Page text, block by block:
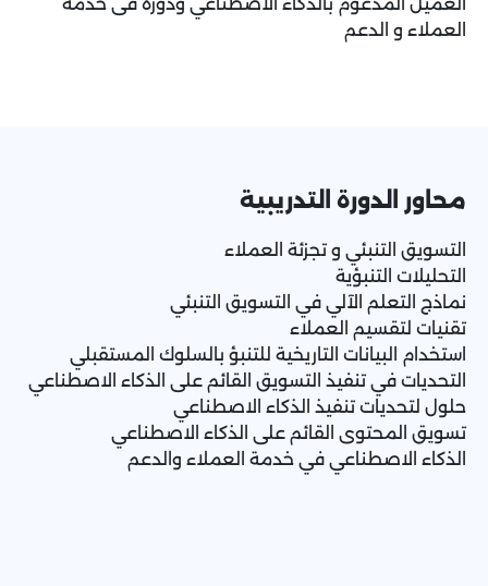
العملاء و الدعم
محاور الدورة التدريبية
التسويق التنبئي و تجزئة العملاء
التحليلات التنبؤية
نماذج التعلم الآلي في التسويق التنبئي
تقنيات لتقسيم العملاء
استخدام البيانات التاريخية للتنبؤ بالسلوك المستقبلي
التحديات في تنفيذ التسويق القائم على الذكاء الاصطناعي
حلول لتحديات تنفيذ الذكاء الاصطناعي
تسويق المحتوى القائم على الذكاء الاصطناعي
الذكاء الاصطناعي في خدمة العملاء والدعم